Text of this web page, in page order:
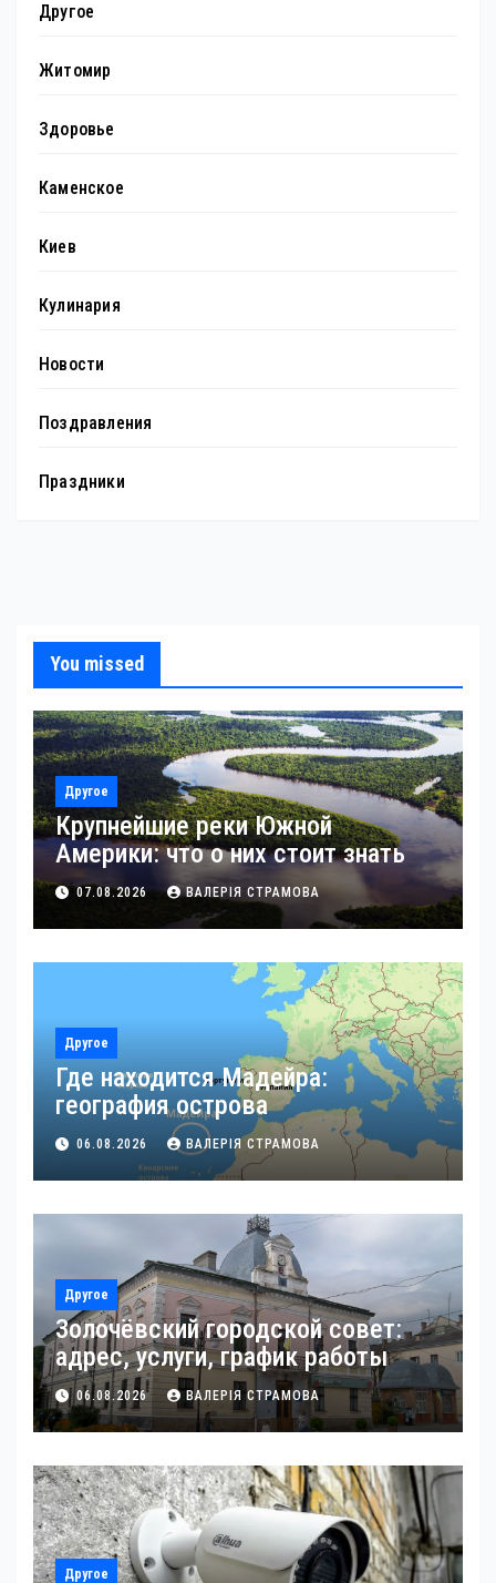
Другое
Житомир
Здоровье
Каменское
Киев
Кулинария
Новости
Поздравления
Праздники
You missed
Другое
Крупнейшие реки Южной
Америки: что о них стоит знать
07.08.2026 ВАЛЕРІЯ СТРАМОВА
Другое
Где находится Мадейра:
география острова
06.08.2026 ВАЛЕРІЯ СТРАМОВА
Другое
Золочёвский городской совет:
адрес, услуги, график работы
06.08.2026 ВАЛЕРІЯ СТРАМОВА
Другое